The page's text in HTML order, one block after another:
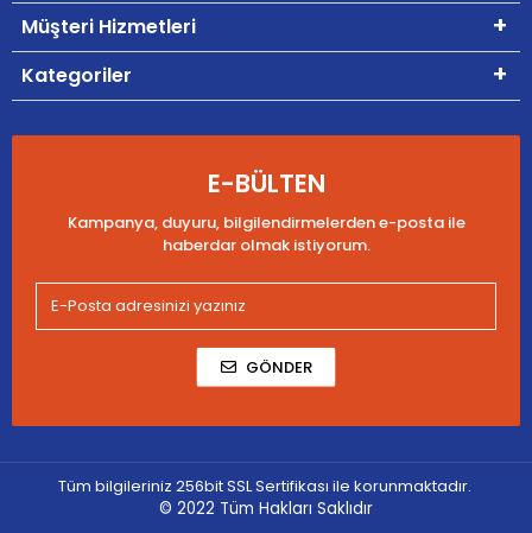
Müşteri Hizmetleri
Kategoriler
E-BÜLTEN
Kampanya, duyuru, bilgilendirmelerden e-posta ile
haberdar olmak istiyorum.
GÖNDER
Tüm bilgileriniz 256bit SSL Sertifikası ile korunmaktadır.
© 2022 Tüm Hakları Saklıdır